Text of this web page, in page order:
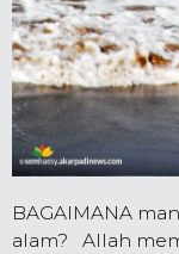
BAGAIMANA
alam? Allah